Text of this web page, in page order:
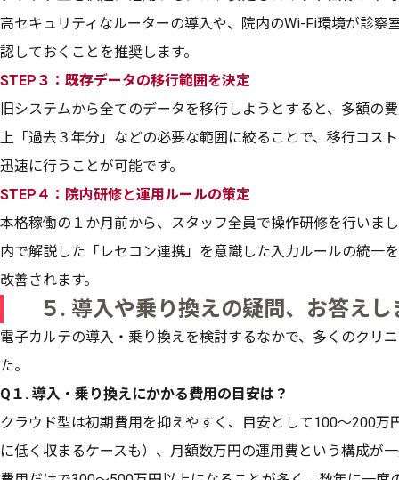
高セキュリティなルーターの導入や、院内のWi-Fi環境が診察
認しておくことを推奨します。
STEP３：既存データの移行範囲を決定
旧システムから全てのデータを移行しようとすると、多額の
上「過去３年分」などの必要な範囲に絞ることで、移行コス
迅速に行うことが可能です。
STEP４：院内研修と運用ルールの策定
本格稼働の１か月前から、スタッフ全員で操作研修を行いま
内で解説した「レセコン連携」を意識した入力ルールの統一
改善されます。
５. 導入や乗り換えの疑問、お答えし
電子カルテの導入・乗り換えを検討するなかで、多くのクリ
た。
Q１. 導入・乗り換えにかかる費用の目安は？
クラウド型は初期費用を抑えやすく、目安として100〜200
に低く収まるケースも）、月額数万円の運用費という構成が